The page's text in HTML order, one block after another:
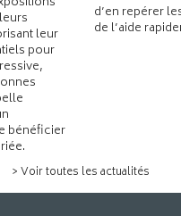
leur
pour
bénéficier
d’en repérer
de l’aide
> Voir toutes les actualités